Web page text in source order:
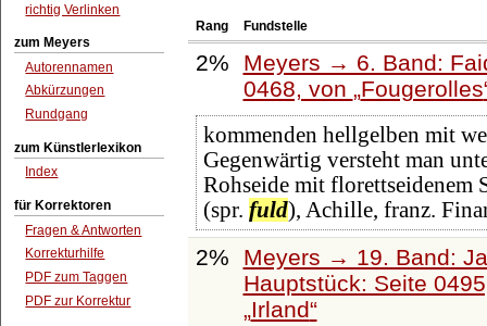
richtig Verlinken
zum Meyers
Autorennamen
Abkürzungen
Rundgang
zum Künstlerlexikon
Index
für Korrektoren
Fragen & Antworten
Korrekturhilfe
PDF zum Taggen
PDF zur Korrektur
Rang Fundstelle
2%
Meyers → 6. Band:
0468, von Fougerolles
kommenden hellgelben mit
Gegenwärtig versteht man
Rohseide mit florettseidenem
(spr. fuld), Achille, franz.
2%
Meyers → 19. Band:
Hauptstück: Seite
Irland